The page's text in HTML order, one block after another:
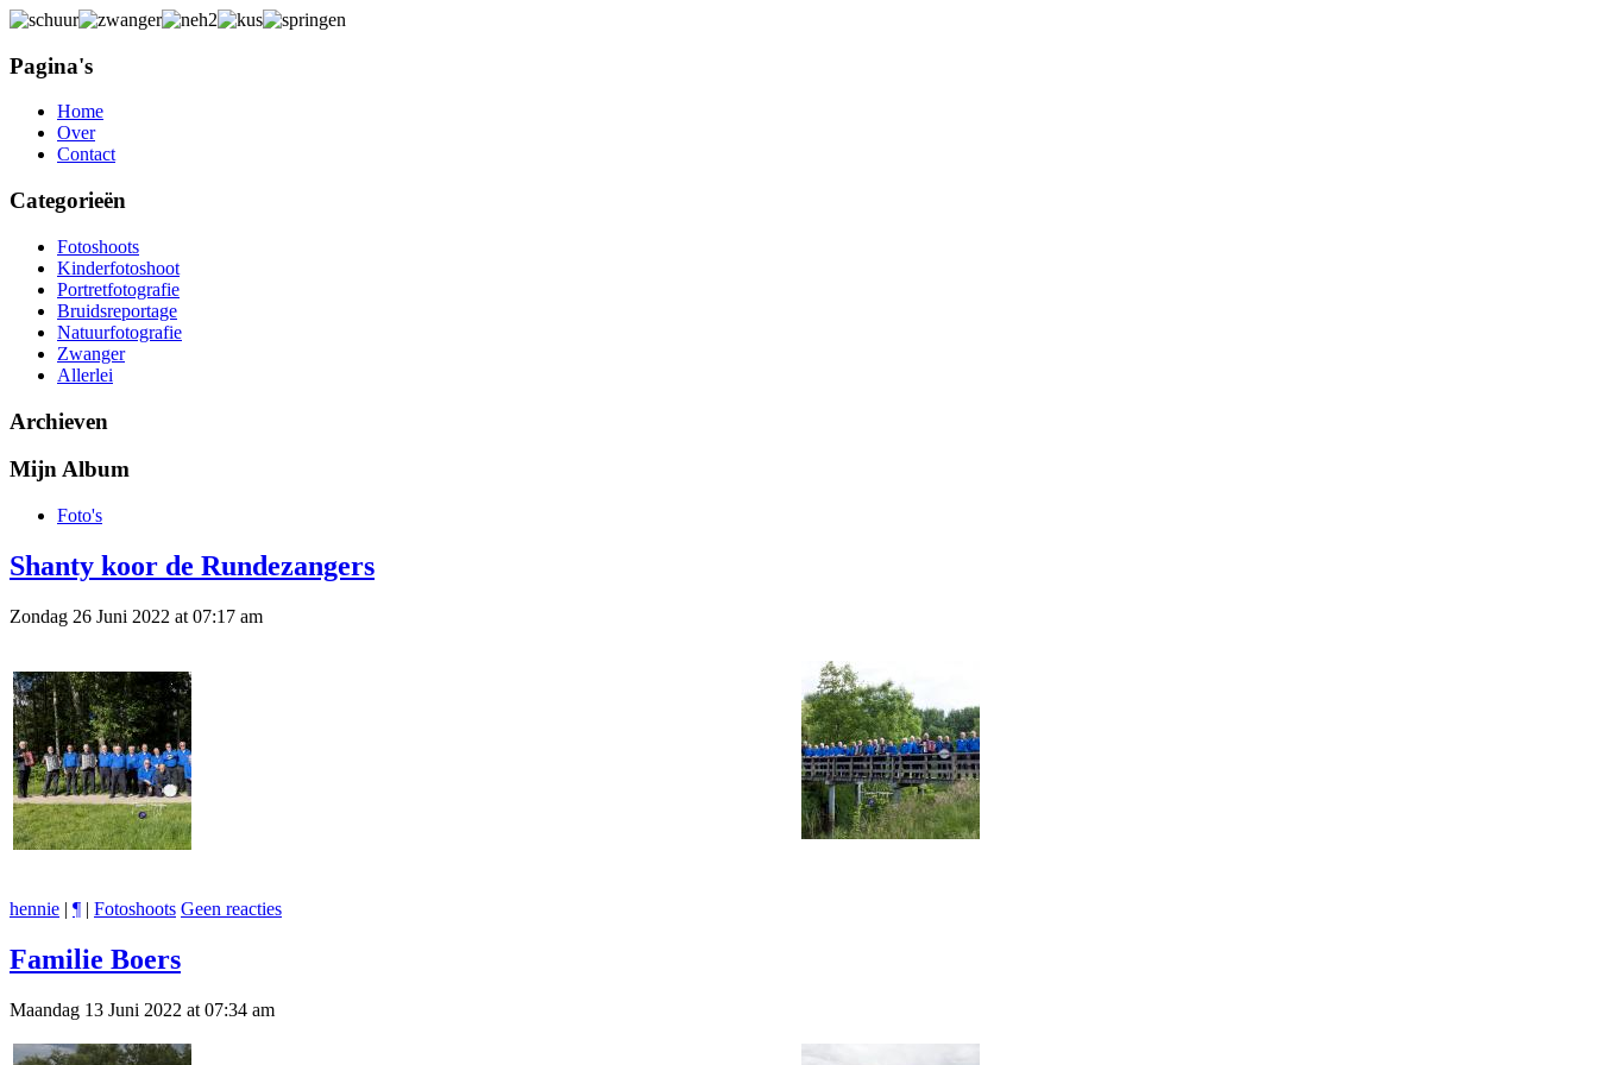
Pagina's
Home
Over
Contact
Categorieën
Fotoshoots
Kinderfotoshoot
Portretfotografie
Bruidsreportage
Natuurfotografie
Zwanger
Allerlei
Archieven
Mijn Album
Foto's
Shanty koor de Rundezangers
Zondag 26 Juni 2022 at 07:17 am
hennie | ¶ | Fotoshoots Geen reacties
Familie Boers
Maandag 13 Juni 2022 at 07:34 am